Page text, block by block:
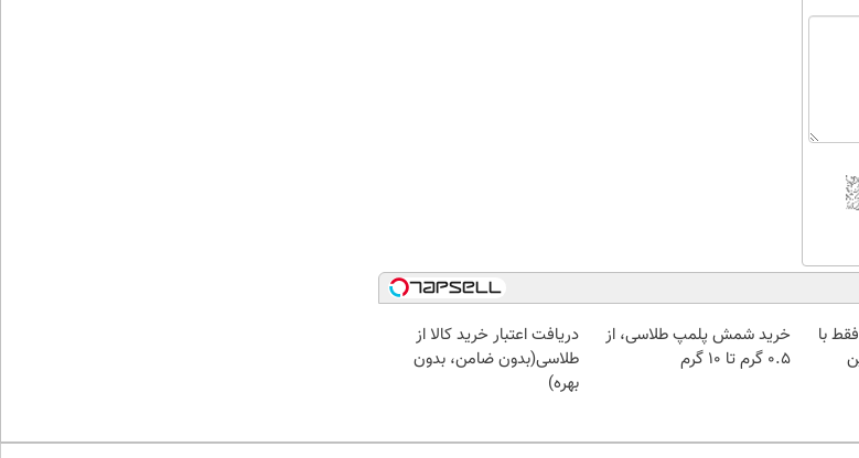
با
خرید شمش پلمپ طلاسی، از
۰.۵ گرم تا ۱۰ گرم
دریافت اعتبار خرید کالا از
طلاسی(بدون ضامن، بدون
بهره)